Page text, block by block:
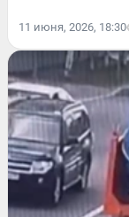
11 июня, 2026, 18:30